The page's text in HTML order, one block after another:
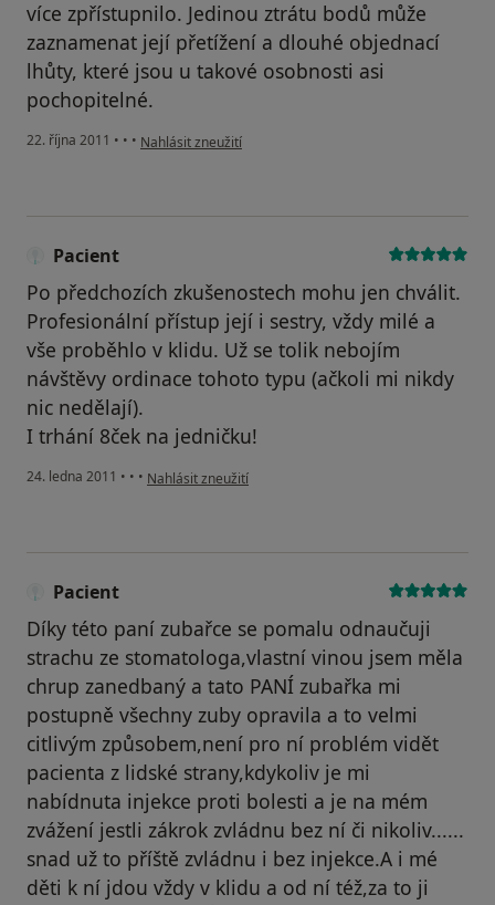
více zpřístupnilo. Jedinou ztrátu bodů může
zaznamenat její přetížení a dlouhé objednací
lhůty, které jsou u takové osobnosti asi
pochopitelné.
22. října 2011 • • • podle názoru uživatele Pacient
Nahlásit zneužití
Pacient
Po předchozích zkušenostech mohu jen chválit.
Profesionální přístup její i sestry, vždy milé a
vše proběhlo v klidu. Už se tolik nebojím
návštěvy ordinace tohoto typu (ačkoli mi nikdy
nic nedělají).
I trhání 8ček na jedničku!
24. ledna 2011 • • • podle názoru uživatele Pacient
Nahlásit zneužití
Pacient
Díky této paní zubařce se pomalu odnaučuji
strachu ze stomatologa,vlastní vinou jsem měla
chrup zanedbaný a tato PANÍ zubařka mi
postupně všechny zuby opravila a to velmi
citlivým způsobem,není pro ní problém vidět
pacienta z lidské strany,kdykoliv je mi
nabídnuta injekce proti bolesti a je na mém
zvážení jestli zákrok zvládnu bez ní či nikoliv......
snad už to příště zvládnu i bez injekce.A i mé
děti k ní jdou vždy v klidu a od ní též,za to ji